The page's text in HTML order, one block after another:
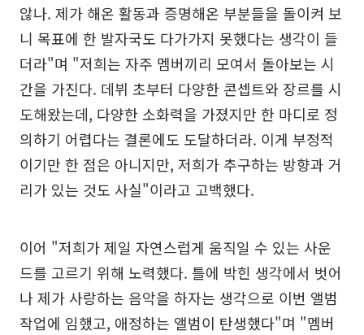
않나. 제가 해온 활동과 증명해온 부분들을 돌이켜 보
니 목표에 한 발자국도 다가가지 못했다는 생각이 들
더라"며 "저희는 자주 멤버끼리 모여서 돌아보는 시
간을 가진다. 데뷔 초부터 다양한 콘셉트와 장르를 시
도해왔는데, 다양한 소화력을 가졌지만 한 마디로 정
의하기 어렵다는 결론에도 도달하더라. 이게 부정적
이기만 한 점은 아니지만, 저희가 추구하는 방향과 거
리가 있는 것도 사실"이라고 고백했다.
이어 "저희가 제일 자연스럽게 움직일 수 있는 사운
드를 고르기 위해 노력했다. 틀에 박힌 생각에서 벗어
나 제가 사랑하는 음악을 하자는 생각으로 이번 앨범
작업에 임했고, 애정하는 앨범이 탄생했다"며 "멤버